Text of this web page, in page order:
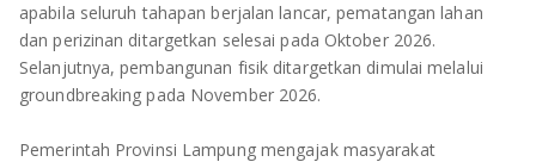
apabila seluruh tahapan berjalan lancar, pematangan lahan
dan perizinan ditargetkan selesai pada Oktober 2026.
Selanjutnya, pembangunan fisik ditargetkan dimulai melalui
groundbreaking pada November 2026.
Pemerintah Provinsi Lampung mengajak masyarakat